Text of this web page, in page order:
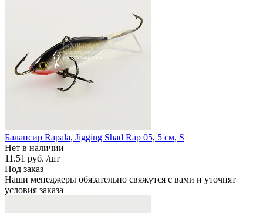
Балансир Rapala, Jigging Shad Rap 05, 5 см, S
Нет в наличии
11.51 руб. /шт
Под заказ
Наши менеджеры обязательно свяжутся с вами и уточнят
условия заказа